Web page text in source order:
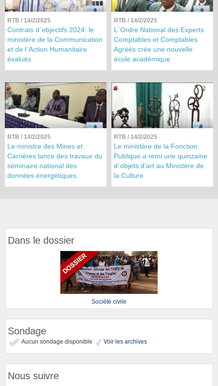
RTB / 14/2/2025
Contrats d`objectifs 2024: le
ministère de la Communication
et de l`Action Humanitaire
évalués
RTB / 14/2/2025
L`Ordre National des Experts
Comptables et Comptables
Agréés crée une nouvelle
école académique
RTB / 14/2/2025
Le ministre des Mines et
Carrières lance des travaux du
séminaire national des
données énergétiques.
RTB / 14/2/2025
Le ministère de la Fonction
Publique a remi une quinzaine
d`objets d’art au Ministère de
la Culture
Dans le dossier
Société civile
Sondage
Aucun sondage disponible Voir les archives
Nous suivre